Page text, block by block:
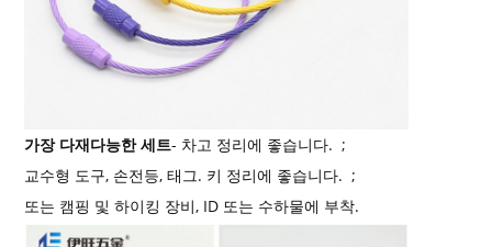
가장 다재다능한 세트- 차고 정리에 좋습니다. ;
교수형 도구, 손전등, 태그. 키 정리에 좋습니다. ;
또는 캠핑 및 하이킹 장비, ID 또는 수하물에 부착.